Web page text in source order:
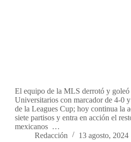
El equipo de la MLS derrotó y goleó
Universitarios con marcador de 4-0
de la Leagues Cup; hoy continua la
siete partisos y entra en acción el
mexicanos …
Redacción
13 agosto, 2024